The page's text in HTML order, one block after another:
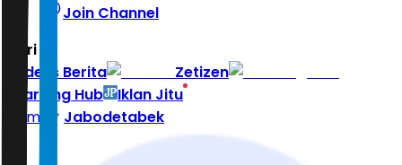
Join Channel
Hari ini
Indeks Berita
Zetizen
Learning Hub
Iklan Jitu
Home
Jabodetabek